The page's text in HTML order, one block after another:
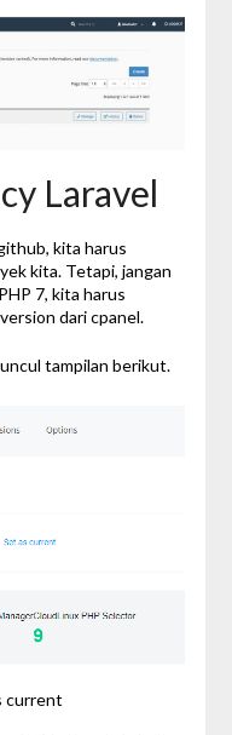
Laravel
kita harus
kita. Tetapi, jangan
7, kita harus
dari cpanel.
tampilan berikut.
current